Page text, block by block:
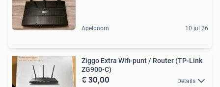
Apeldoorn 10 jul 26
Ziggo Extra Wifi-punt / Router (TP-Link
ZG900-C)
€ 30,00 Details